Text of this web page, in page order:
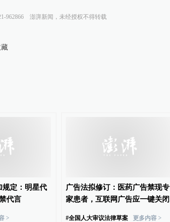
962866 澎湃新闻，未经授权不得转载
规定：明星代
代言
>
广告法拟修订：医药广告禁现专
家患者，互联网广告应一键关闭
#全国人大审议法律草案 更多内容 >